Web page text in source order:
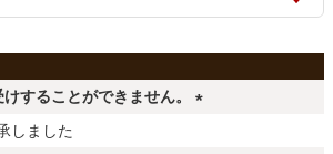
することができません。
しました